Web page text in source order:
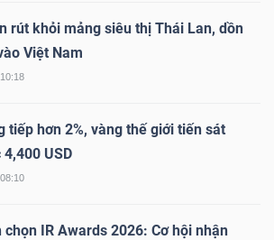
rút khỏi mảng siêu thị Thái Lan, dồn
Việt Nam
tiếp hơn 2%, vàng thế giới tiến sát
4,400 USD
chọn IR Awards 2026: Cơ hội nhận